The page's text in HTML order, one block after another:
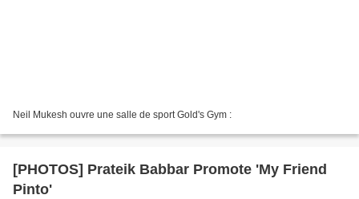
Neil Mukesh ouvre une salle de sport Gold's Gym :
[PHOTOS] Prateik Babbar Promote 'My Friend
Pinto'